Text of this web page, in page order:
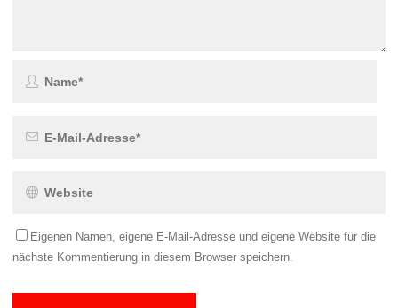
Eigenen Namen, eigene E-Mail-Adresse und eigene Website für die
nächste Kommentierung in diesem Browser speichern.